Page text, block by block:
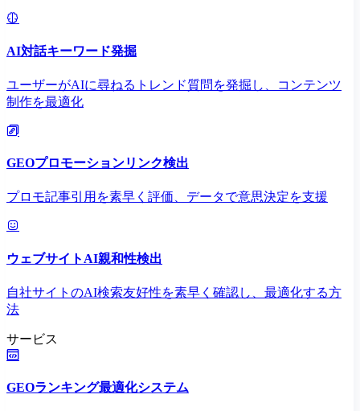
AI対話キーワード発掘
ユーザーがAIに尋ねるトレンド質問を発掘し、コンテンツ
制作を最適化
GEOプロモーションリンク検出
プロモ記事引用を素早く評価、データで意思決定を支援
ウェブサイトAI親和性検出
自社サイトのAI検索友好性を素早く確認し、最適化する方
法
サービス
GEOランキング最適化システム